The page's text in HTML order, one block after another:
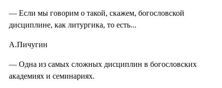
— Если мы говорим о такой, скажем, богословской
дисциплине, как литургика, то есть...
А.Пичугин
— Одна из самых сложных дисциплин в богословских
академиях и семинариях.